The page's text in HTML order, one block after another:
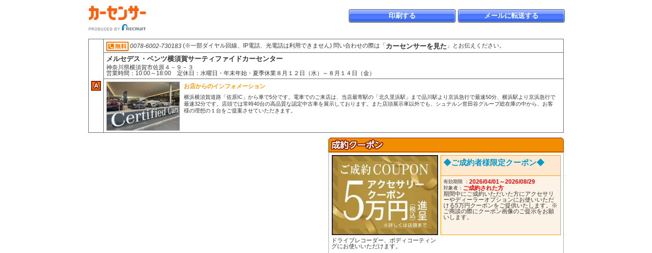
メールに転送する
印刷する
0078-6002-730183 (※一部ダイヤル回線、IP電話、光電話は利用できません) 問い合わせの際は「カーセンサーを見た 」とお伝えください。
メルセデス・ベンツ横須賀サーティファイドカーセンター
神奈川県横須賀市佐原４－９－３
営業時間：10:00～18:00 定休日：水曜日・年末年始・夏季休業８月１２日（水）～８月１４日（金）
お店からのインフォメーション
横浜横須賀道路「佐原IC」から車で5分です。電車でのご来店は、当店最寄駅の「北久里浜駅」まで品川駅より京浜急行で最速50分、横浜駅より京浜急行で
最速32分です。店頭では常時40台の高品質な認定中古車を展示しております。また店頭展示車以外でも、シュテルン世田谷グループ総在庫の中から、お客
様の理想の１台をご提案させていただきます。
ドライブレコーダー、ボディコーティン
グにお使いいただけます。
◆ご成約者様限定クーポン◆
有効期限 ： 2026/04/01～2026/08/29
対象者： ご成約された方
期間中にご成約いただいた方にアクセサリ
ーやディーラーオプションにお使いいただ
ける5万円クーポンをご提供いたします。※
ご商談の際にクーポン画像のご提示をお願
いします。